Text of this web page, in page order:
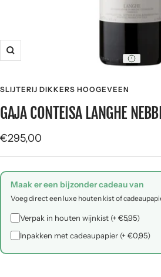
SLIJTERIJ DIKKERS HOOGEVEEN
GAJA CONTEISA LANGHE
Verkoopprijs
€295,00
Maak er een bijzonder cadeau van
Voeg direct een luxe houten kist of
Verpak in houten wijnkist (+ €5,95)
Inpakken met cadeaupapier (+ €0,95)